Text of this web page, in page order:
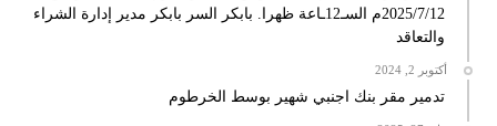
2025/7/12م السـ12ـاعة ظهرا. بابكر السر بابكر مدير إدارة الشراء
والتعاقد
أكتوبر 2, 2024
تدمير مقر بنك اجنبي شهير بوسط الخرطوم